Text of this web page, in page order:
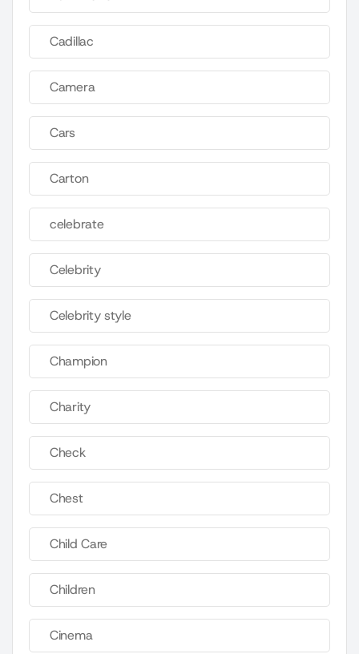
Cadillac
Camera
Cars
Carton
celebrate
Celebrity
Celebrity style
Champion
Charity
Check
Chest
Child Care
Children
Cinema